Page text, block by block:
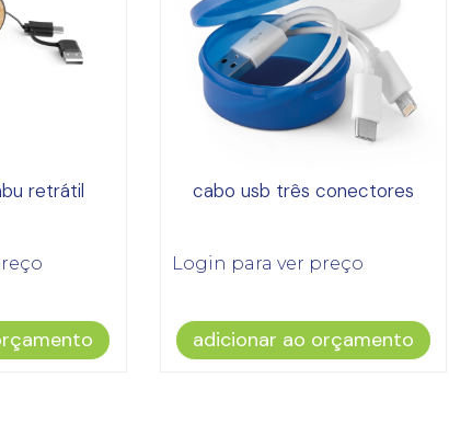
retrátil cabo usb três conectores
Login para ver preço
adicionar ao orçamento